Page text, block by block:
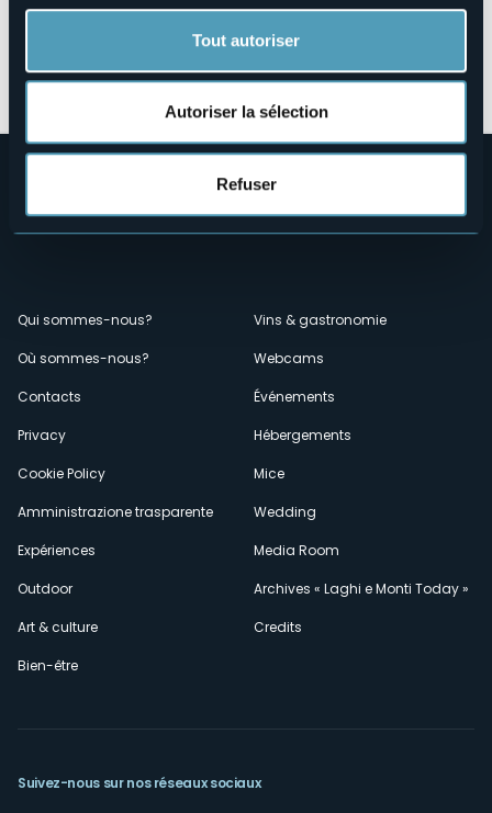
Tout autoriser
Autoriser la sélection
Refuser
Menù
secondario
Qui sommes-nous?
Où sommes-nous?
Contacts
Privacy
Cookie Policy
Amministrazione trasparente
Expériences
Outdoor
Art & culture
Bien-être
Vins & gastronomie
Webcams
Événements
Hébergements
Mice
Wedding
Media Room
Archives « Laghi e Monti Today »
Credits
Suivez-nous sur nos réseaux sociaux